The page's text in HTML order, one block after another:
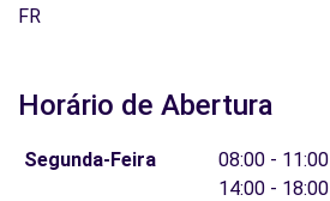
FR
Horário de Abertura
Segunda-Feira
08:00 - 11:00
14:00 - 18:00